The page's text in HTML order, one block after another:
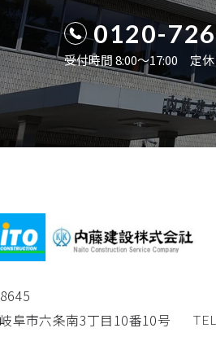
0120-
受付時間 8:00〜17:00 定
阜市六条南3丁目10番10号